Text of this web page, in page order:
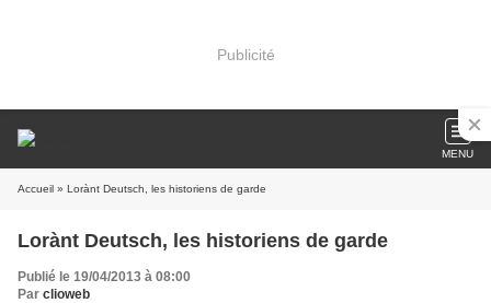
Publicité
MENU
Accueil » Lorànt Deutsch, les historiens de garde
Lorànt Deutsch, les historiens de garde
Publié le 19/04/2013 à 08:00
Par clioweb